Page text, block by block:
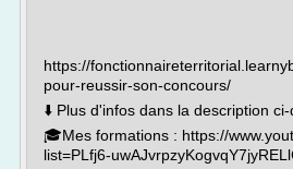
https://
pour-reussir-son-concours/
⬇️ Plus d'infos dans la description
🎓Mes formations : https://
list=PLfj6-